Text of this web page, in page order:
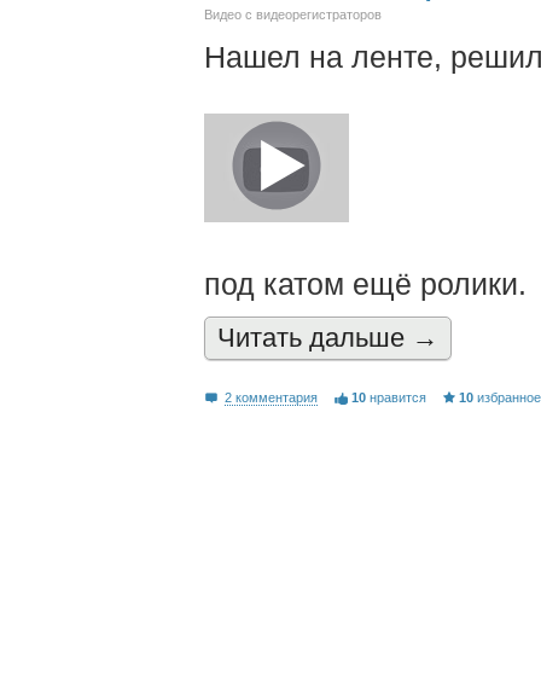
Видео с видеорегистраторов
Нашел на ленте,
под катом ещё ролики.
Читать дальшe →
2 комментария 10 нравится 10 избранное